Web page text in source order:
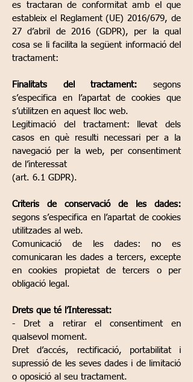
es tractaran de conformitat amb el que
estableix el Reglament (UE) 2016/679, de
27 d’abril de 2016 (GDPR), per la qual
cosa se li facilita la següent informació del
tractament:
Finalitats del tractament: segons
s’especifica en l’apartat de cookies que
s’utilitzen en aquest lloc web.
Legitimació del tractament: llevat dels
casos en què resulti necessari per a la
navegació per la web, per consentiment
de l’interessat
(art. 6.1 GDPR).
Criteris de conservació de les dades:
segons s’especifica en l’apartat de cookies
utilitzades al web.
Comunicació de les dades: no es
comunicaran les dades a tercers, excepte
en cookies propietat de tercers o per
obligació legal.
Drets que té l’Interessat:
- Dret a retirar el consentiment en
qualsevol moment.
Dret d’accés, rectificació, portabilitat i
supressió de les seves dades i de limitació
o oposició al seu tractament.